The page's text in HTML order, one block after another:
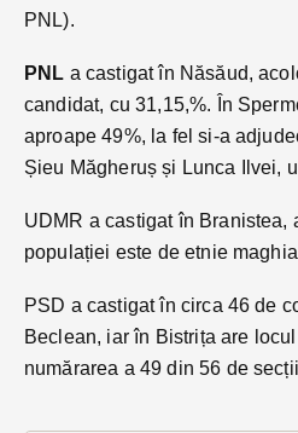
PNL).
PNL a castigat în Năsăud,
candidat, cu 31,15,%. În
aproape 49%, la fel si-a
Șieu Măgheruș și Lunca Ilvei,
UDMR a castigat în
populației este de etnie
PSD a castigat în circa 46 de
Beclean, iar în Bistrița are
numărarea a 49 din 56 de